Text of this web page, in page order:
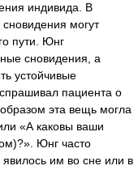
индивида. В
сновидения могут
пути. Юнг
сновидения, а
устойчивые
пациента о
эта вещь могла
«А каковы ваши
Юнг часто
им во сне или в